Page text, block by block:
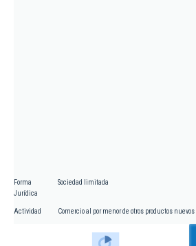
Forma
Jurídica
Sociedad limitada
Actividad Comercio al por menor de otros productos nuevos